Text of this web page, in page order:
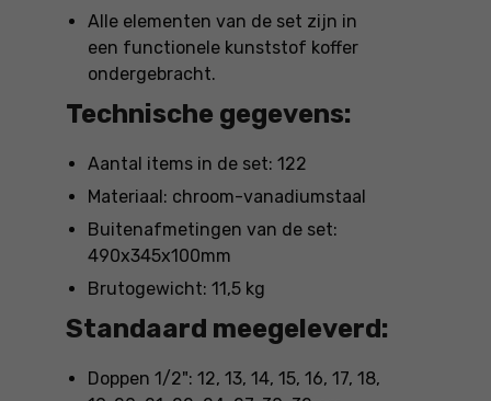
Alle elementen van de set zijn in
een functionele kunststof koffer
ondergebracht.
Technische gegevens:
Aantal items in de set: 122
Materiaal: chroom-vanadiumstaal
Buitenafmetingen van de set:
490x345x100mm
Brutogewicht: 11,5 kg
Standaard meegeleverd:
Doppen 1/2": 12, 13, 14, 15, 16, 17, 18,